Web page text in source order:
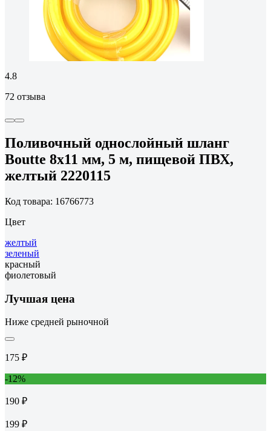
4.8
72 отзыва
Поливочный однослойный шланг
Boutte 8x11 мм, 5 м, пищевой ПВХ,
желтый 2220115
Код товара: 16766773
Цвет
желтый
зеленый
красный
фиолетовый
Лучшая цена
Ниже средней рыночной
175 ₽
-12%
190 ₽
199 ₽